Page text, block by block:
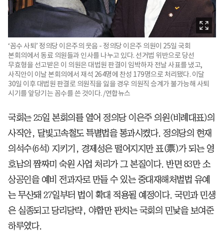
‘꼼수 사퇴’ 정의당 이은주의 웃음 - 정의당 이은주 의원이 25일 국회
본회의에서 동료 의원들과 인사를 나누고 있다. 선거법 위반으로 당선
무효형을 선고받은 이 의원은 대법원 판결이 임박하자 전날 사표를 냈고,
사직안이 이날 본회의에서 재석 264명에 찬성 179명으로 처리됐다. 이달
30일 이후 대법원 판결로 의원직을 잃을 경우 의원직 승계가 불가능해 사퇴
시기를 앞당기는 꼼수를 쓴 것이다. /연합뉴스
국회는 25일 본회의를 열어 정의당 이은주 의원(비례대표)의
사직안, 달빛고속철도 특별법을 통과시켰다. 정의당의 현재
의석수(6석) 지키기, 경제성은 떨어지지만 표(票)가 되는 영
호남의 짬짜미 숙원 사업 처리가 그 본질이다. 반면 83만 소
상공인을 예비 전과자로 만들 수 있는 중대재해처벌법 유예
는 무산돼 27일부터 법이 확대 적용될 예정이다. 국민과 민생
은 실종되고 당리당략, 야합만 판치는 국회의 민낯을 보여준
하루였다.